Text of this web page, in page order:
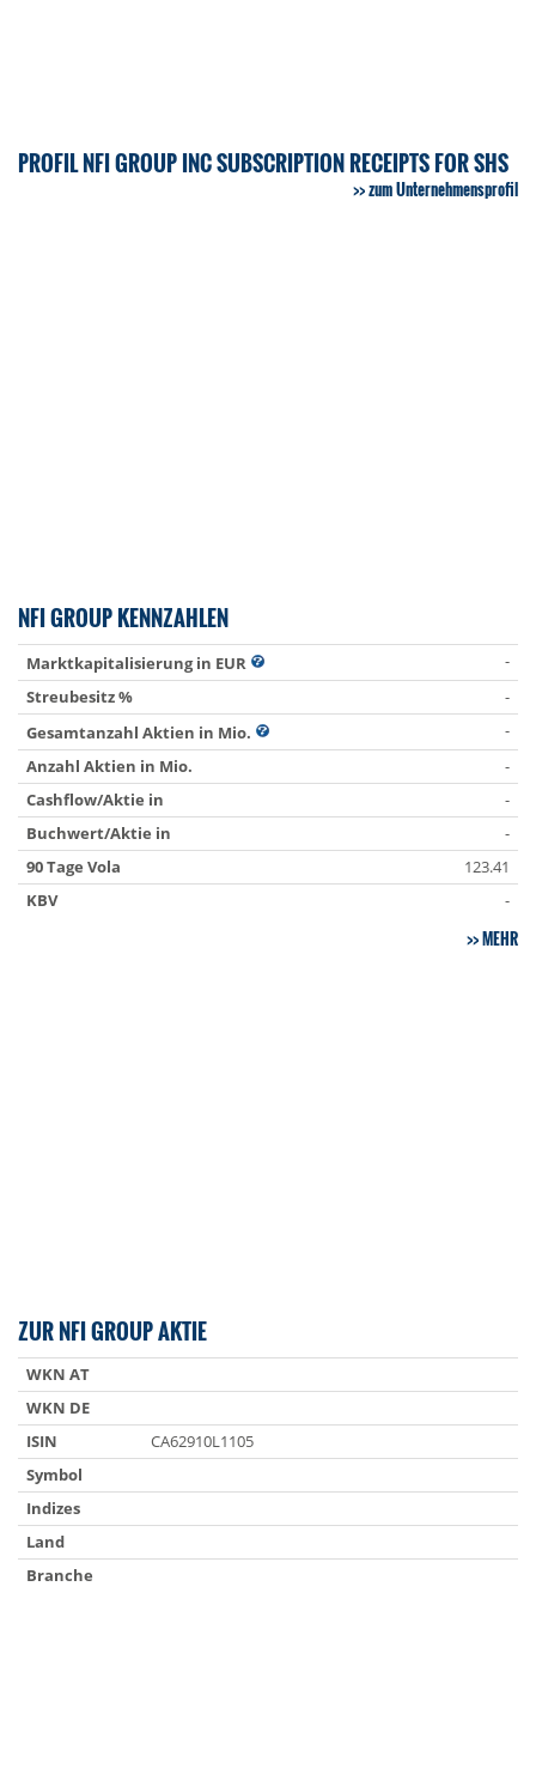
PROFIL NFI GROUP INC SUBSCRIPTION RECEIPTS FOR SHS
zum Unternehmensprofil
NFI GROUP KENNZAHLEN
Marktkapitalisierung in EUR
-
Streubesitz %
-
Gesamtanzahl Aktien in Mio.
-
Anzahl Aktien in Mio.
-
Cashflow/Aktie in
-
Buchwert/Aktie in
-
90 Tage Vola
123.41
KBV
-
MEHR
ZUR NFI GROUP AKTIE
WKN AT
WKN DE
ISIN
CA62910L1105
Symbol
Indizes
Land
Branche